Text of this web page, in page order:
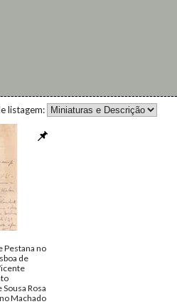
listagem:
Pestana no
de
Rosa
Machado